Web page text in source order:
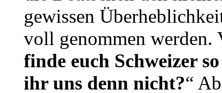
gewissen
voll genommen werden.
finde euch Schweizer
ihr uns denn nicht?“